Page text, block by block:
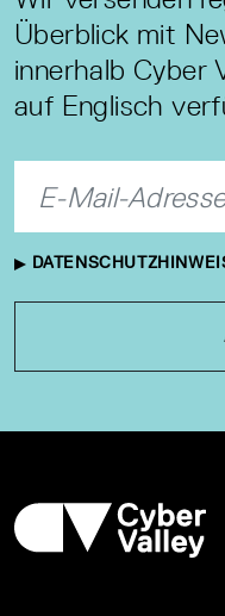
Überblick mit
innerhalb Cyber
auf Englisch